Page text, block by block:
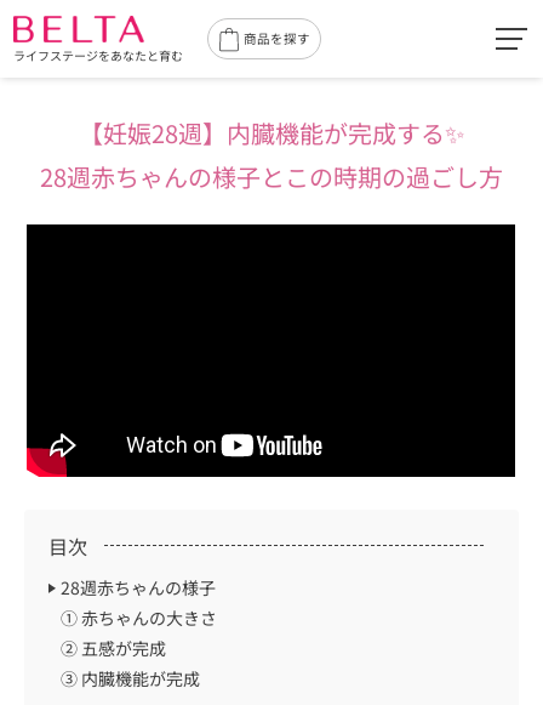
ライフステージをあなたと育む
商品を探す
【妊娠28週】 内臓機能が完成する✨
28週赤ちゃんの様子とこの時期の過ごし方
目次
28週赤ちゃんの様子
① 赤ちゃんの大きさ
② 五感が完成
③ 内臓機能が完成